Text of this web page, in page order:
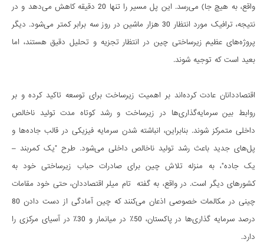
واقع، به هیچ جا) می‌رسد. این پل مسیر را تنها 20 دقیقه کاهش می‌دهد و در
نتیجه، ترافیک مورد انتظار 30 هزار ماشین در روز سه برابر کمتر می‌شود. دیگر
پروژه‌های عظیم زیرساختی چین در انتظار تجزیه و تحلیل دقیق هستند، اما
بعید است که توجیه شوند.
اقتصاددانان عادت کرده‌اند بر اهمیت زیرساخت برای توسعه تاکید کرده و بر
روابط بین سرمایه‌گذاری‌ها در زیرساخت و رشد کوتاه مدت تولید ناخالص
داخلی متمرکز شوند. بنابراین، انباشته شدن سرمایه فیزیکی در قالب جاده‌ها و
پل‌های جدید باعث رشد تولید ناخالص داخلی می‌شود. طرح "یک کمربند –
یک جاده"، به منزله تلاش چین برای صادرات حباب زیرساختی خود به
کشورهای دیگر است. در واقع، به گفته تام میلر اقتصاددان، حتی خود مقامات
چینی در مکالمات خصوصی اذعان می‌کنند که چین آمادگی از دست دادن 80
درصد سرمایه گذاری‌ها در پاکستان، 50٪ در میانمار و 30٪ در آسیای مرکزی را
دارد.